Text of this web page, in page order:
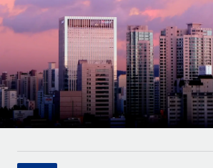
INFRASTRUCTURE
Intégration Remote
Intégrez vos RH aux flux de travail en
Plateforme
Des fonctions RH clés intégrées
Start-ups
Des solutions agiles et internationales
paie des entreprises en pleine
Entreprises intermédiaires
Développez vos équipes avec des
mesure
Les RH à l’international pour les
APPRENDRE AVEC REMOTE
Recherche et guides
Études de cas
Glossaire RH
Deutsch
Italiano
Português (Portugal)